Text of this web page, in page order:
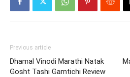
Previous article
Dhamal Vinodi Marathi Natak
Gosht Tashi Gamtichi Review